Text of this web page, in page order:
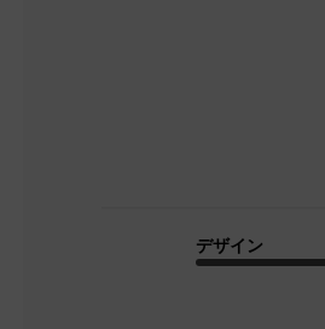
デザイン